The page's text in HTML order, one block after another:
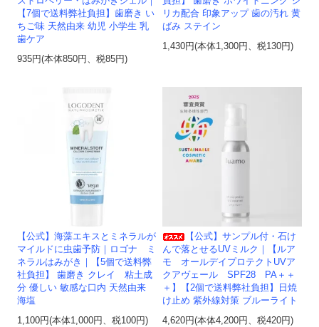
【7個で送料弊社負担】歯磨き い
ちご味 天然由来 幼児 小学生 乳
歯ケア
935円(本体850円、税85円)
リカ配合 印象アップ 歯の汚れ 黄
ばみ ステイン
1,430円(本体1,300円、税130円)
【公式】海藻エキスとミネラルが
マイルドに虫歯予防｜ロゴナ ミ
ネラルはみがき｜【5個で送料弊
社負担】 歯磨き クレイ 粘土成
分 優しい 敏感な口内 天然由来
海塩
1,100円(本体1,000円、税100円)
【公式】サンプル付・石け
んで落とせるUVミルク｜【ルア
モ オールデイプロテクトUVア
クアヴェール SPF28 PA＋＋
＋】【2個で送料弊社負担】日焼
け止め 紫外線対策 ブルーライト
4,620円(本体4,200円、税420円)